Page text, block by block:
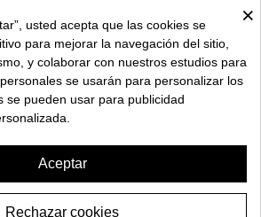
×
usted acepta que las cookies se
para mejorar la navegación del sitio,
y colaborar con nuestros estudios para
se usarán para personalizar los
se pueden usar para publicidad
Aceptar
Rechazar cookies